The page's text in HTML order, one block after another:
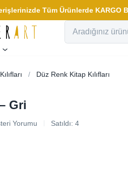
Tüm Ürünlerde KARGO
Düz Renk Kitap Kılıfları
Gri
Yorumu Satıldı: 4